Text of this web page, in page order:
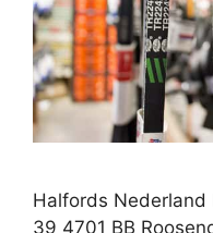
Halfords Nederland
39 4701 BB